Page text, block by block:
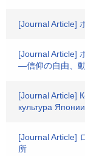
[Journal Article]
[Journal Article]
―信仰の自由、
[Journal Article]
культура
[Journal Article]
所